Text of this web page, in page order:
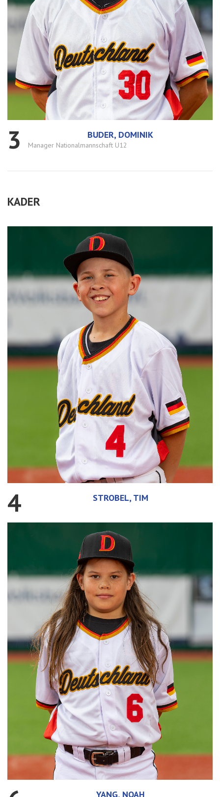
3 BUDER, DOMINIK
Manager Nationalmannschaft U12
KADER
4 STROBEL, TIM
YANG, NOAH